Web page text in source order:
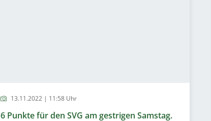
13.11.2022 | 11:58 Uhr
6 Punkte für den SVG am gestrigen Samstag.